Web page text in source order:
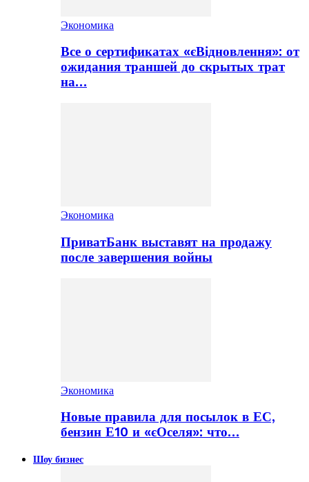
Экономика
Все о сертификатах «єВідновлення»: от
ожидания траншей до скрытых трат
на…
Экономика
ПриватБанк выставят на продажу
после завершения войны
Экономика
Новые правила для посылок в ЕС,
бензин Е10 и «єОселя»: что…
Шоу бизнес